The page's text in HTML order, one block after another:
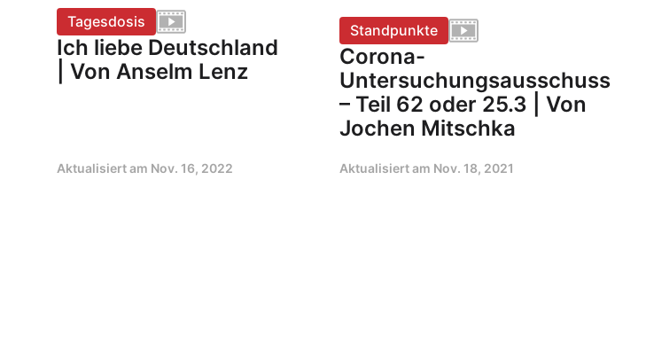
Tagesdosis
Ich liebe Deutschland
| Von Anselm Lenz
Aktualisiert am Nov. 16, 2022
Standpunkte
Corona-
Untersuchungsausschuss
– Teil 62 oder 25.3 | Von
Jochen Mitschka
Aktualisiert am Nov. 18, 2021